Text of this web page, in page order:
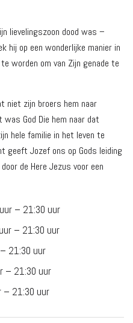
lievelingszoon dood was –
hij op een wonderlijke manier in
worden om van Zijn genade te
niet zijn broers hem naar
God Die hem naar dat
hele familie in het leven te
geeft Jozef ons op Gods leiding
de Here Jezus voor een
– 21:30 uur
– 21:30 uur
21:30 uur
– 21:30 uur
– 21:30 uur